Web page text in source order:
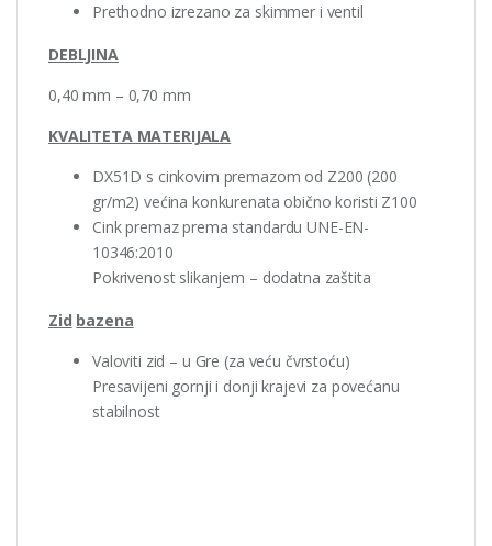
Prethodno izrezano za skimmer i ventil
DEBLJINA
0,40 mm – 0,70 mm
KVALITETA MATERIJALA
DX51D s cinkovim premazom od Z200 (200
gr/m2) većina konkurenata obično koristi Z100
Cink premaz prema standardu UNE-EN-
10346:2010
Pokrivenost slikanjem – dodatna zaštita
Zid bazena
Valoviti zid – u Gre (za veću čvrstoću)
Presavijeni gornji i donji krajevi za povećanu
stabilnost